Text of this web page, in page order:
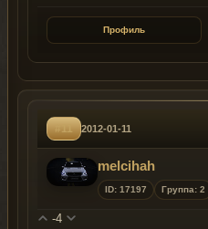
Профиль
#11 2012-01-11
melcihah
ID: 17197 Группа: 2
-4